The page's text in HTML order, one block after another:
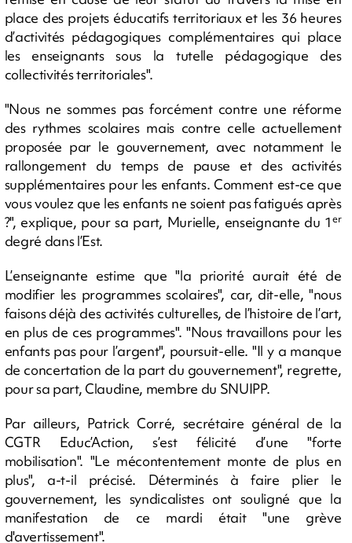
place des projets éducatifs territoriaux et les 36 heures
d’activités pédagogiques complémentaires qui place
les enseignants sous la tutelle pédagogique des
collectivités territoriales".
"Nous ne sommes pas forcément contre une réforme
des rythmes scolaires mais contre celle actuellement
proposée par le gouvernement, avec notamment le
rallongement du temps de pause et des activités
supplémentaires pour les enfants. Comment est-ce que
vous voulez que les enfants ne soient pas fatigués après
?", explique, pour sa part, Murielle, enseignante du 1er
degré dans l’Est.
L’enseignante estime que "la priorité aurait été de
modifier les programmes scolaires", car, dit-elle, "nous
faisons déjà des activités culturelles, de l’histoire de l’art,
en plus de ces programmes". "Nous travaillons pour les
enfants pas pour l’argent", poursuit-elle. "Il y a manque
de concertation de la part du gouvernement", regrette,
pour sa part, Claudine, membre du SNUIPP.
Par ailleurs, Patrick Corré, secrétaire général de la
CGTR Educ’Action, s’est félicité d’une "forte
mobilisation". "Le mécontentement monte de plus en
plus", a-t-il précisé. Déterminés à faire plier le
gouvernement, les syndicalistes ont souligné que la
manifestation de ce mardi était "une grève
d'avertissement".